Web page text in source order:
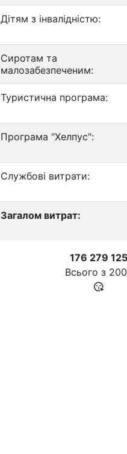
Дітям з інвалідністю:
Сиротам та
малозабезпеченим:
Туристична програма:
Програма "Хелпус":
Службові витрати:
Загалом витрат:
176 279 125
Всього з